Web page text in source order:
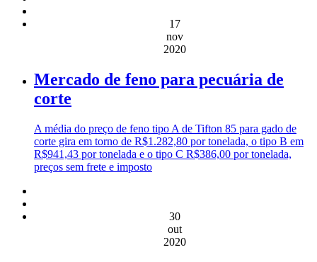
17
nov
2020
Mercado de feno para pecuária de
corte
A média do preço de feno tipo A de Tifton 85 para gado de
corte gira em torno de R$1.282,80 por tonelada, o tipo B em
R$941,43 por tonelada e o tipo C R$386,00 por tonelada,
preços sem frete e imposto
30
out
2020